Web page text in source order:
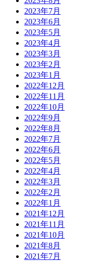
2023年7月
2023年6月
2023年5月
2023年4月
2023年3月
2023年2月
2023年1月
2022年12月
2022年11月
2022年10月
2022年9月
2022年8月
2022年7月
2022年6月
2022年5月
2022年4月
2022年3月
2022年2月
2022年1月
2021年12月
2021年11月
2021年10月
2021年8月
2021年7月